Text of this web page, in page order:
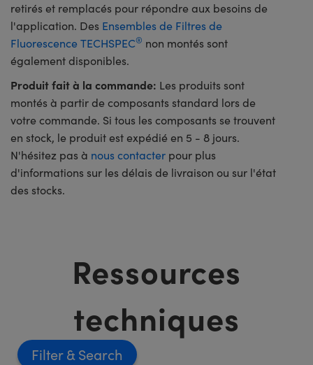
retirés et remplacés pour répondre aux besoins de
l'application. Des Ensembles de Filtres de
Fluorescence TECHSPEC® non montés sont
également disponibles.
Produit fait à la commande: Les produits sont
montés à partir de composants standard lors de
votre commande. Si tous les composants se trouvent
en stock, le produit est expédié en 5 - 8 jours.
N'hésitez pas à nous contacter pour plus
d'informations sur les délais de livraison ou sur l'état
des stocks.
Ressources
techniques
Filter